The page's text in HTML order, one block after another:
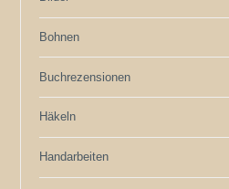
Bohnen
Buchrezensionen
Häkeln
Handarbeiten